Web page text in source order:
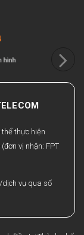
thực hiện
vị nhận: FPT
dịch vụ qua số